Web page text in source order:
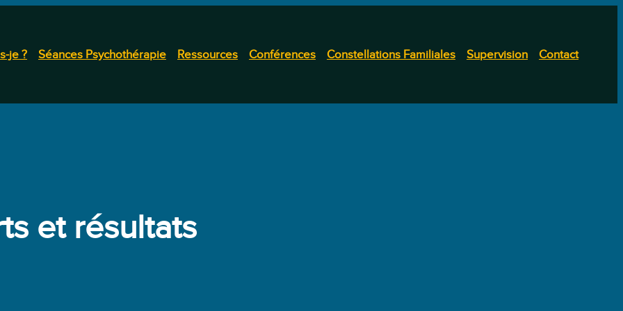
je ? Séances Psychothérapie Ressources Conférences Constellations Familiales Supervision Contact
et résultats